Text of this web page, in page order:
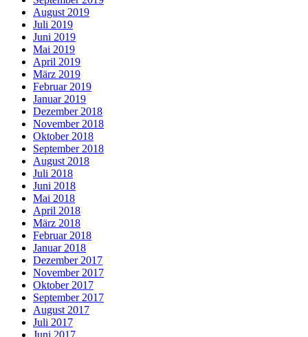
August 2019
Juli 2019
Juni 2019
Mai 2019
April 2019
März 2019
Februar 2019
Januar 2019
Dezember 2018
November 2018
Oktober 2018
September 2018
August 2018
Juli 2018
Juni 2018
Mai 2018
April 2018
März 2018
Februar 2018
Januar 2018
Dezember 2017
November 2017
Oktober 2017
September 2017
August 2017
Juli 2017
Juni 2017